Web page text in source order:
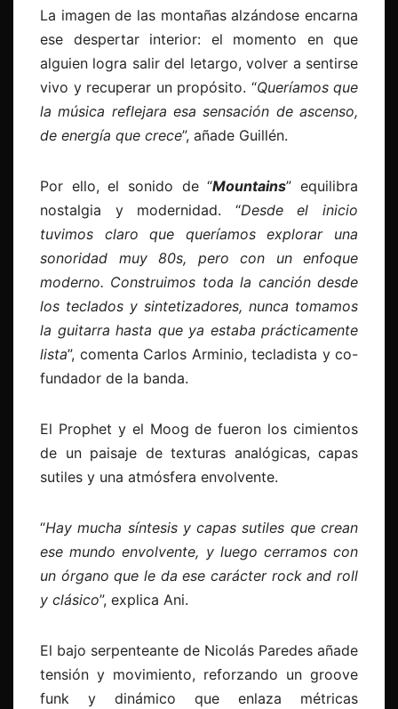
La imagen de las montañas alzándose encarna
ese despertar interior: el momento en que
alguien logra salir del letargo, volver a sentirse
vivo y recuperar un propósito. “Queríamos que
la música reflejara esa sensación de ascenso,
de energía que crece”, añade Guillén.
Por ello, el sonido de “Mountains” equilibra
nostalgia y modernidad. “Desde el inicio
tuvimos claro que queríamos explorar una
sonoridad muy 80s, pero con un enfoque
moderno. Construimos toda la canción desde
los teclados y sintetizadores, nunca tomamos
la guitarra hasta que ya estaba prácticamente
lista”, comenta Carlos Arminio, tecladista y co-
fundador de la banda.
El Prophet y el Moog de fueron los cimientos
de un paisaje de texturas analógicas, capas
sutiles y una atmósfera envolvente.
“Hay mucha síntesis y capas sutiles que crean
ese mundo envolvente, y luego cerramos con
un órgano que le da ese carácter rock and roll
y clásico”, explica Ani.
El bajo serpenteante de Nicolás Paredes añade
tensión y movimiento, reforzando un groove
funk y dinámico que enlaza métricas